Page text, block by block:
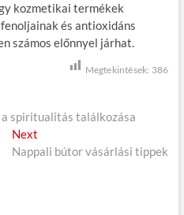
kozmetikai termékek
és antioxidáns
számos előnnyel járhat.
Megtekintések: 386
spiritualitás találkozása
Next
e
Nappali bútor vásárlási tippek